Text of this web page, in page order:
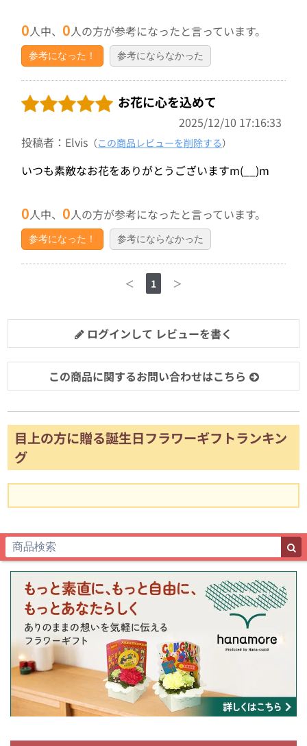
0人中、0人の方が参考になったと言っています。
参考になった！ 参考にならなかった
お花に心を込めて
2025/12/10 17:16:33
投稿者：Elvis （この商品レビューを削除する）
いつも素敵なお花をありがとうございますm(__)m
0人中、0人の方が参考になったと言っています。
参考になった！ 参考にならなかった
＜ 1 ＞
ログインして レビューを書く
この商品に関するお問い合わせはこちら
目上の方に贈る誕生日フラワーギフトランキン
グ